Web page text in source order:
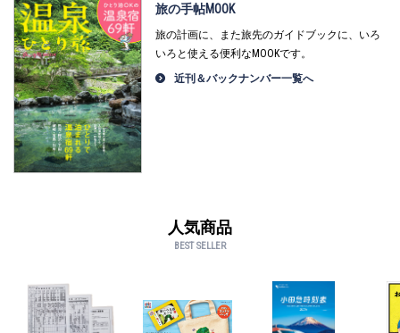
旅の手帖MOOK
旅の計画に、また旅先のガイドブックに、いろ
いろと使える便利なMOOKです。
近刊＆バックナンバー一覧へ
人気商品
BEST SELLER